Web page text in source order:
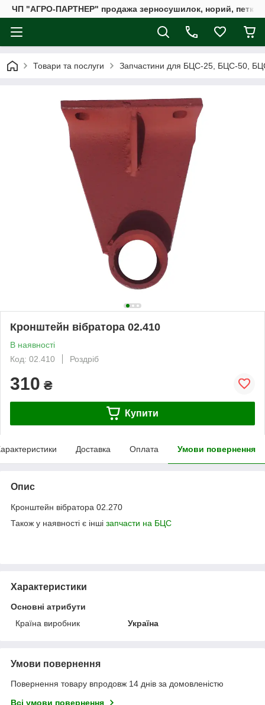
ЧП "АГРО-ПАРТНЕР" продажа зерносушилок, норий,
Товари та послуги Запчастини для БЦС-25, БЦС-50,
Кронштейн вібратора 02.410
В наявності
Код: 02.410
Роздріб
310 ₴
Купити
Доставка Оплата Умови повернення
Опис
Кронштейн вібратора 02.270
Також у наявності є інші запчасти на БЦС
Характеристики
Основні атрибути
Країна виробник
Україна
Умови повернення
Повернення товару впродовж 14 днів за домовленістю
Всі умови повернення